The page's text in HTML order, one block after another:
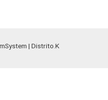
| Distrito.K